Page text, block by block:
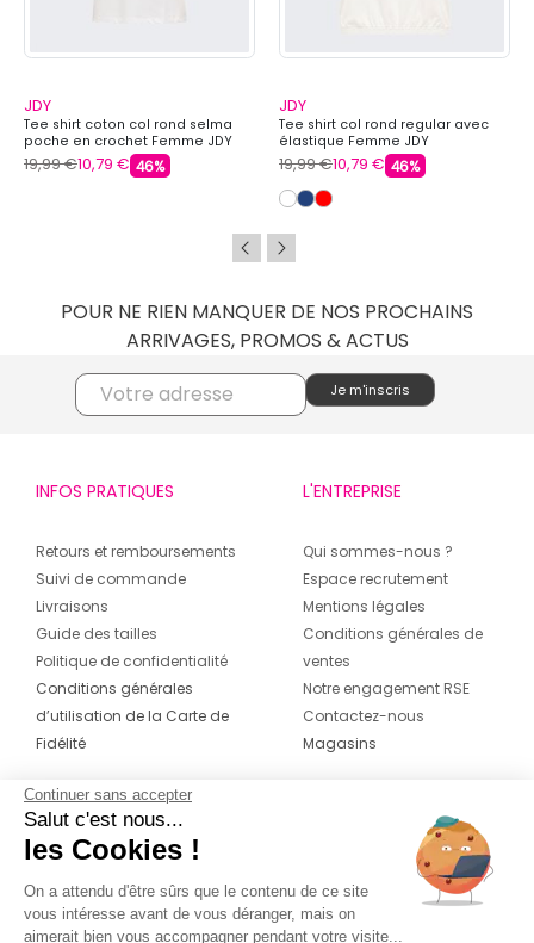
JDY
Tee shirt coton col rond selma
poche en crochet Femme JDY
19,99 €10,79 € 46%
JDY
Tee shirt col rond regular avec
élastique Femme JDY
19,99 €10,79 € 46%
POUR NE RIEN MANQUER DE NOS PROCHAINS
ARRIVAGES, PROMOS & ACTUS
INFOS PRATIQUES
Retours et remboursements
Suivi de commande
Livraisons
Guide des tailles
Politique de confidentialité
Conditions générales
d’utilisation de la Carte de
Fidélité
L'ENTREPRISE
Qui sommes-nous ?
Espace recrutement
Mentions légales
Conditions générales de
ventes
Notre engagement RSE
Contactez-nous
Magasins
CONTACT
04 42 20 78 42
Du lundi au jeudi de 8h30 à 16h30 & le
vendredi de 8h30 à 15h30
Continuer sans accepter
Salut c'est nous...
les Cookies !
On a attendu d'être sûrs que le contenu de ce site
vous intéresse avant de vous déranger, mais on
aimerait bien vous accompagner pendant votre visite...